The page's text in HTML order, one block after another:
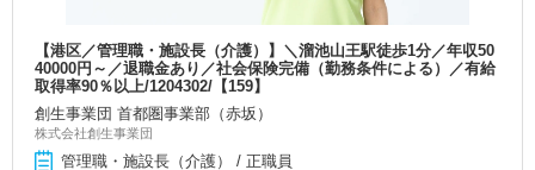
【港区／管理職・施設長（介護）】＼溜池山王駅徒歩1分／年収50
40000円～／退職金あり／社会保険完備（勤務条件による）／有給
取得率90％以上/1204302/【159】
創生事業団 首都圏事業部（赤坂）
株式会社創生事業団
管理職・施設長（介護） / 正職員